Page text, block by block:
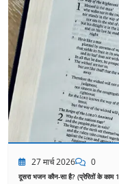
27 मार्च 2026 0
दूसरा भजन कौन-सा है? (प्रेरितों के काम